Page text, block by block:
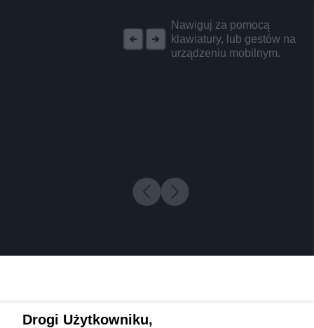
Nawiguj za pomocą
klawiatury, lub gestów na
urządzeniu mobilnym.
Drogi Użytkowniku,